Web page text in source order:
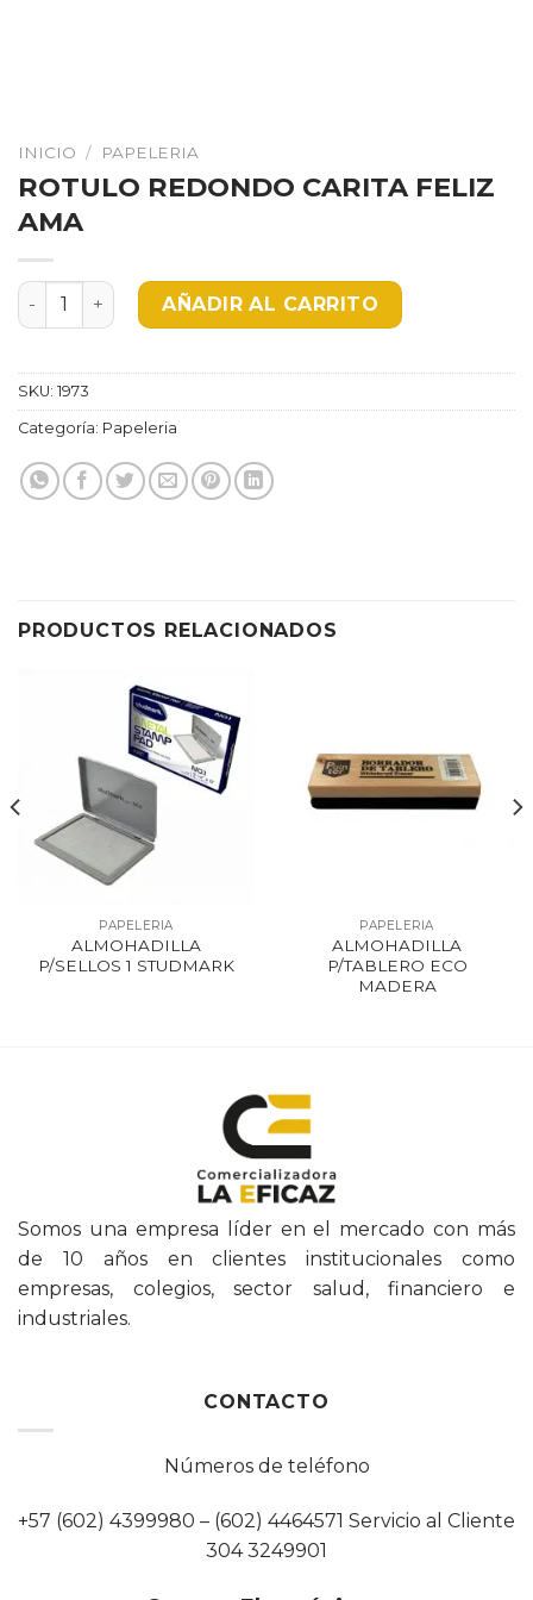
INICIO / PAPELERIA
ROTULO REDONDO CARITA FELIZ
AMA
ROTULO REDONDO CARITA FELIZ AMA cantidad
AÑADIR AL CARRITO
SKU: 1973
Categoría: Papeleria
PRODUCTOS RELACIONADOS
PAPELERIA
ALMOHADILLA
P/SELLOS 1 STUDMARK
PAPELERIA
ALMOHADILLA
P/TABLERO ECO
MADERA
Somos una empresa líder en el mercado con más
de 10 años en clientes institucionales como
empresas, colegios, sector salud, financiero e
industriales.
CONTACTO
Números de teléfono
+57 (602) 4399980 – (602) 4464571 Servicio al Cliente
304 3249901